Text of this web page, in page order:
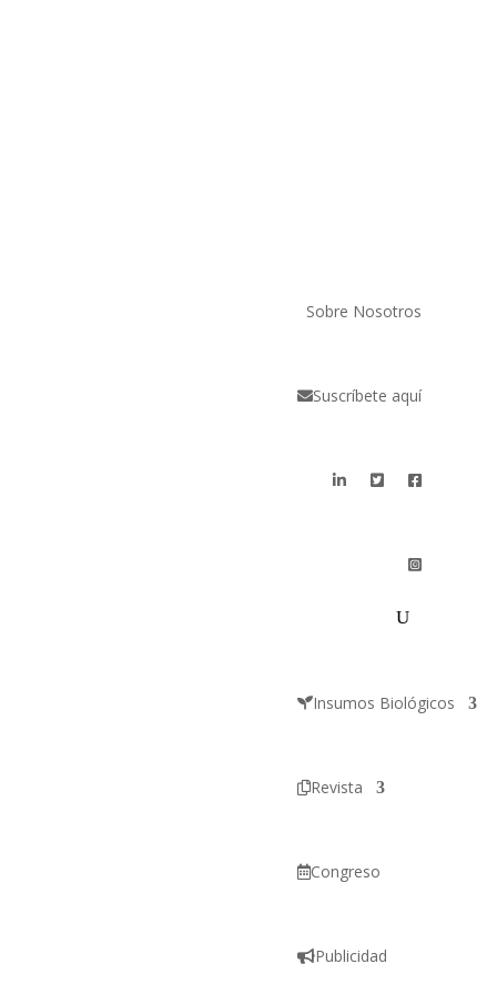
Sobre Nosotros
Suscríbete aquí
Insumos Biológicos
Revista
Congreso
Publicidad